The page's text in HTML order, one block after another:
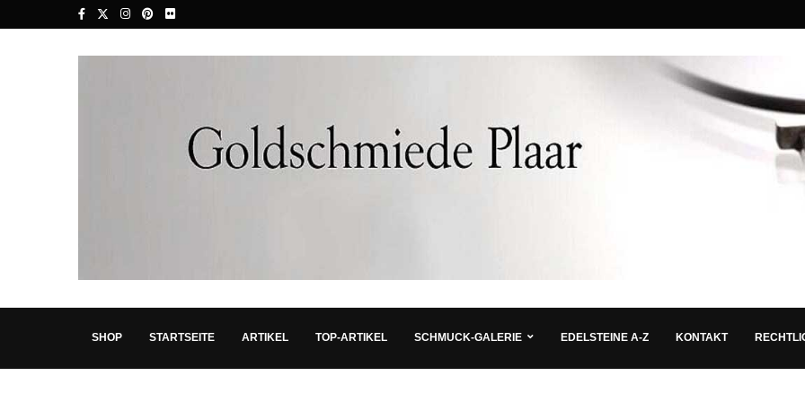
SHOP STARTSEITE ARTIKEL TOP-ARTIKEL SCHMUCK-GALERIE EDELSTEINE A-Z KONTAKT